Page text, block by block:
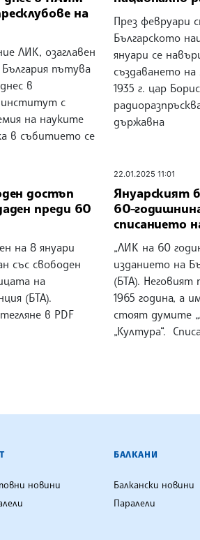
на
ЛИК, озаглавен
пътува
в
институт с
на науките
в събитието се
През февруари
Българското
януари се
създаването
1935 г. цар
държавна
достъп
преди 60
на 8 януари
със свободен
на
(БТА).
в PDF
22.01.2025 11:01
Януарският
60-
списанието
„ЛИК на 60
изданието на
(БТА). Неговият
1965 година, а
стоят думите
„Култура“.
АГЕНЦИЯ
новини
БАЛКАНИ
Балкански новини
Паралели